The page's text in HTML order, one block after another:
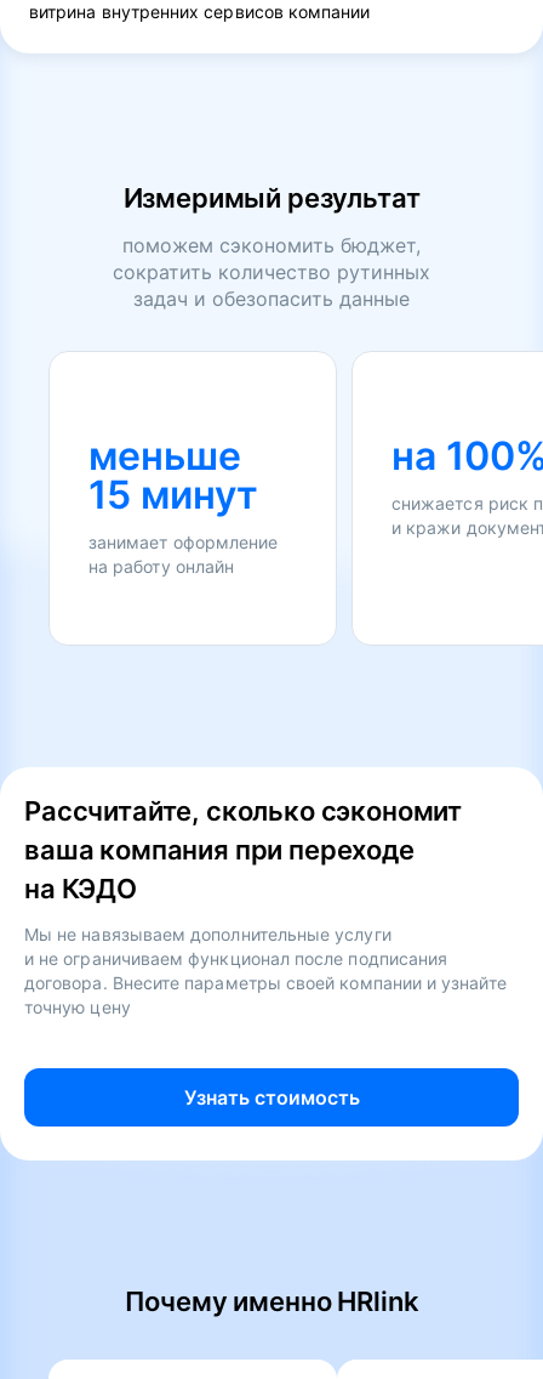
витрина внутренних сервисов компании
Измеримый результат
поможем сэкономить бюджет,
сократить количество рутинных
задач и обезопасить данные
меньше
15 минут
занимает оформление
на работу онлайн
на
снижается риск
и кражи
Рассчитайте, сколько сэкономит
ваша компания при переходе
на КЭДО
Мы не навязываем дополнительные услуги
и не ограничиваем функционал после подписания
договора. Внесите параметры своей компании и узнайте
точную цену
Узнать стоимость
Почему именно HRlink